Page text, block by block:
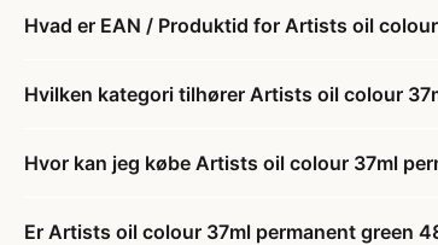
Hvad er EAN / Produktid for Artists oil
Hvilken kategori tilhører Artists oil colour
Hvor kan jeg købe Artists oil colour 37ml
Er Artists oil colour 37ml permanent green